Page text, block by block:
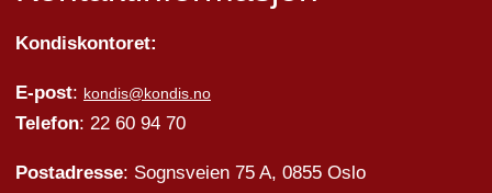
Kondiskontoret:
E-post: kondis@kondis.no
Telefon: 22 60 94 70
Postadresse: Sognsveien 75 A, 0855 Oslo